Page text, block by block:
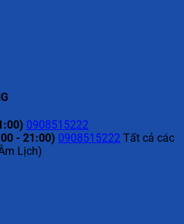
0908515222
- 21:00) 0908515222 Tất cả các
Lịch)